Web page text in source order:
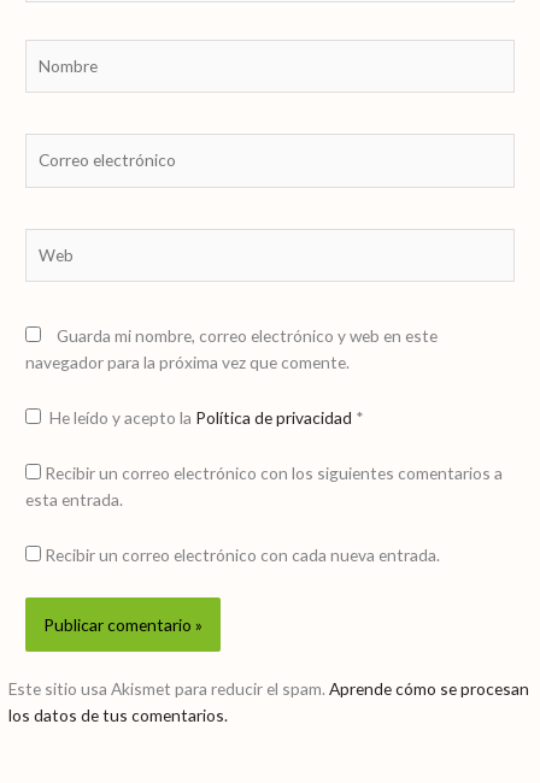
electrónico
Guarda mi nombre, correo electrónico y web en este
navegador para la próxima vez que comente.
He leído y acepto la Política de privacidad *
Recibir un correo electrónico con los siguientes comentarios a
esta entrada.
Recibir un correo electrónico con cada nueva entrada.
Este sitio usa Akismet para reducir el spam.Aprende cómo se procesan
los datos de tus comentarios.